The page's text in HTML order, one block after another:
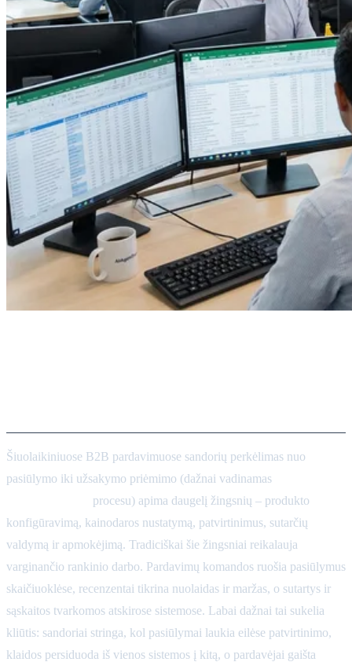
Šiuolaikiniuose B2B pardavimuose sandorių perkėlimas nuo
pasiūlymo iki užsakymo priėmimo (dažnai vadinamas
procesu) apima daugelį žingsnių – produkto
konfigūravimą, kainodaros nustatymą, patvirtinimus, sutarčių
valdymą ir apmokėjimą. Tradiciškai šie žingsniai reikalauja
varginančio rankinio darbo. Pardavimų komandos ruošia pasiūlymus
skaičiuoklėse, recenzentai tikrina nuolaidas ir maržas, o sutartys ir
sąskaitos tvarkomos atskirose sistemose. Labai dažnai tai sukelia
kliūtis: sandoriai stringa, kol pasiūlymai laukia eilėse patvirtinimo,
klaidos persiduoda iš vienos sistemos į kitą, o pardavėjai gaišta